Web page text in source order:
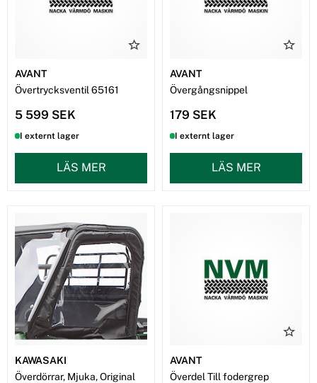
AVANT
Övertrycksventil 65161
5 599 SEK
I externt lager
LÄS MER
AVANT
Övergångsnippel
179 SEK
I externt lager
LÄS MER
KAWASAKI
Överdörrar, Mjuka, Original
AVANT
Överdel Till fodergrep